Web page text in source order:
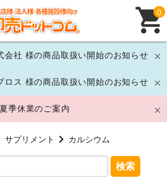
会社 様の商品取扱い開始のお知らせ
ロス 様の商品取扱い開始のお知らせ
季休業のご案内
0
サプリメント カルシウム
検索